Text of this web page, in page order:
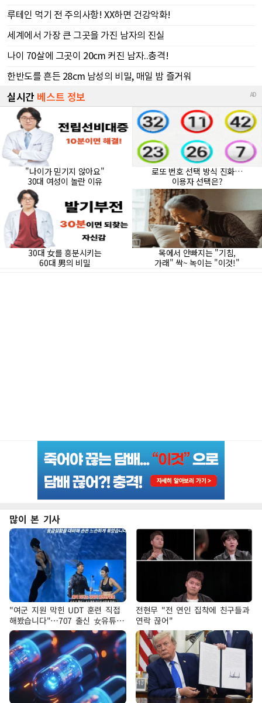
많이 본 기사
"여군 지원 막힌 UDT 훈련 직접
해봤습니다"…707 출신 女유튜버
'완벽 소화'
전현무 "전 연인 집착에 친구들과
연락 끊어"